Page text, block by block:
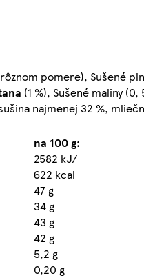
pomere), Sušené
(1 %), Sušené maliny
najmenej 32 %,
na 100 g:
2582 kJ/
622 kcal
47 g
34 g
43 g
42 g
5,2 g
0,20 g